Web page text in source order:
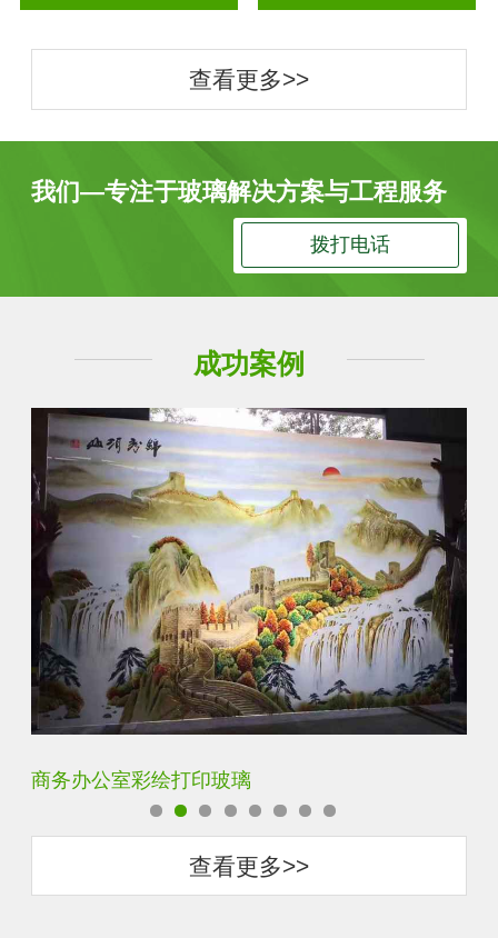
查看更多>>
我们—专注于玻璃解决方案与工程服务
拨打电话
成功案例
定制透明静电UV打印加工
查看更多>>